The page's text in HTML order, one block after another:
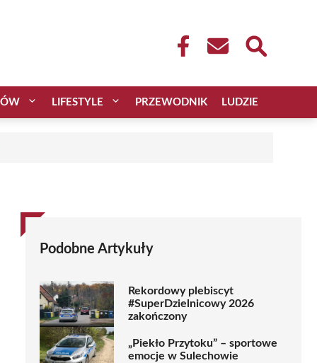
LIFESTYLE PRZEWODNIK LUDZIE
Podobne Artykuły
Rekordowy plebiscyt
#SuperDzielnicowy 2026
zakończony
„Piekło Przytoku” – sportowe
emocje w Sulechowie